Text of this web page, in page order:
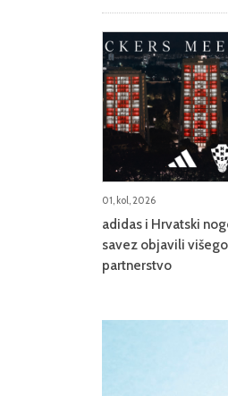
01, kol, 2026
adidas i Hrvatski
savez objavili
partnerstvo